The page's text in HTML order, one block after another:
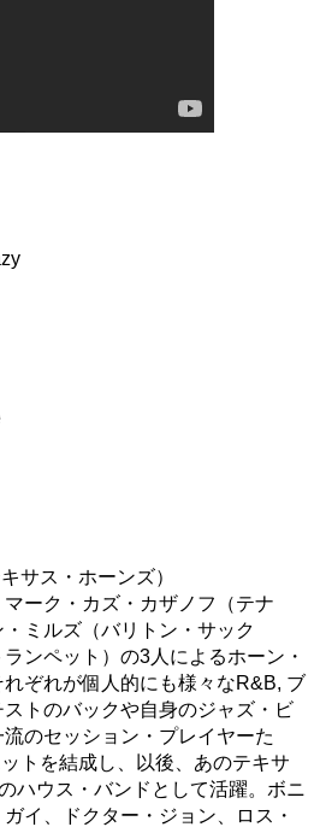
サス・ホーンズ）
ーク・カズ・カザノフ（テナ
ミルズ（バリトン・サック
ンペット）の3人によるホーン・
ぞれが個人的にも様々なR&B, ブ
トのバックや自身のジャズ・ビ
のセッション・プレイヤーた
トを結成し、以後、あのテキサ
ハウス・バンドとして活躍。ボニ
イ、ドクター・ジョン、ロス・